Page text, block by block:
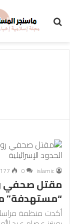
islamic
0
177
مقتل صحفي
“مستهدفة”
أكدت منظمة